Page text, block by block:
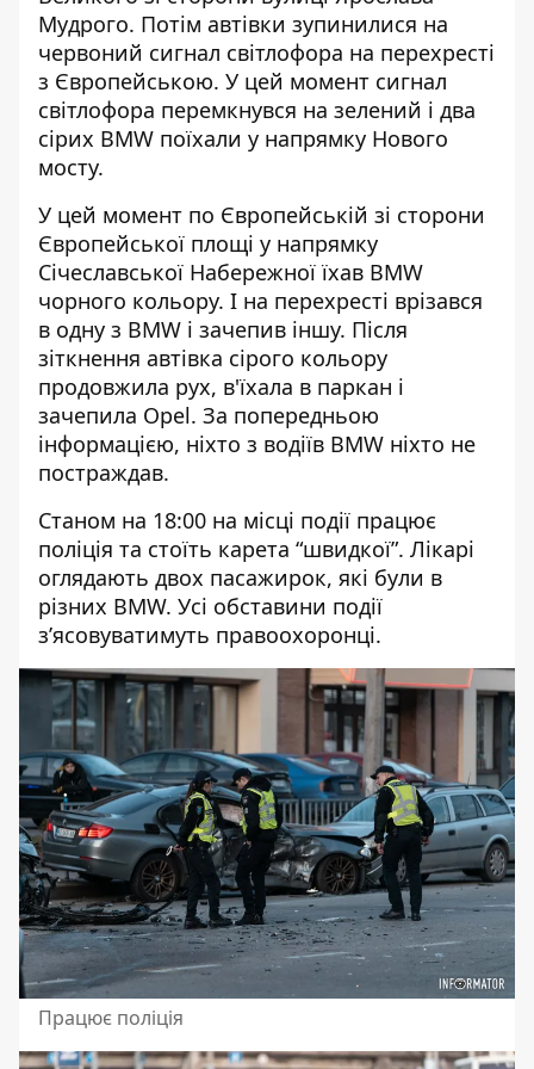
Мудрого. Потім автівки зупинилися на
червоний сигнал світлофора на перехресті
з Європейською. У цей момент сигнал
світлофора перемкнувся на зелений і два
сірих BMW поїхали у напрямку Нового
мосту.
У цей момент по Європейській зі сторони
Європейської площі у напрямку
Січеславської Набережної їхав BMW
чорного кольору. І на перехресті врізався
в одну з BMW і зачепив іншу. Після
зіткнення автівка сірого кольору
продовжила рух, в'їхала в паркан і
зачепила Opel. За попередньою
інформацією, ніхто з водіїв BMW ніхто не
постраждав.
Станом на 18:00 на місці події працює
поліція та стоїть карета “швидкої”. Лікарі
оглядають двох пасажирок, які були в
різних BMW. Усі обставини події
з’ясовуватимуть правоохоронці.
Працює поліція